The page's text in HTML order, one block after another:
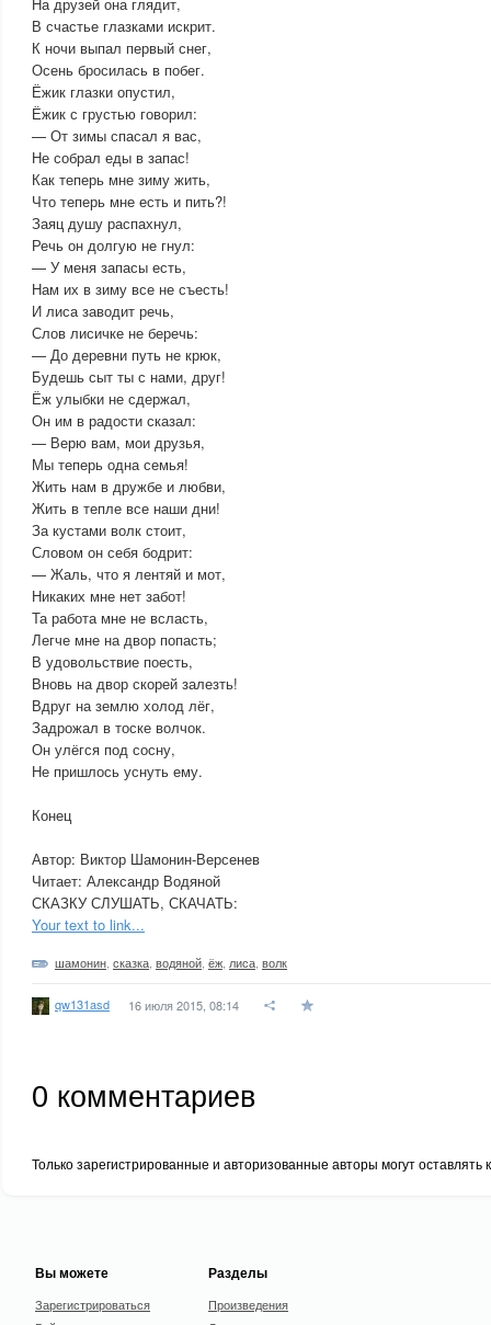
В счастье глазками искрит.
К ночи выпал первый снег,
Осень бросилась в побег.
Ёжик глазки опустил,
Ёжик с грустью говорил:
— От зимы спасал я вас,
Не собрал еды в запас!
Как теперь мне зиму жить,
Что теперь мне есть и пить?!
Заяц душу распахнул,
Речь он долгую не гнул:
— У меня запасы есть,
Нам их в зиму все не съесть!
И лиса заводит речь,
Слов лисичке не беречь:
— До деревни путь не крюк,
Будешь сыт ты с нами, друг!
Ёж улыбки не сдержал,
Он им в радости сказал:
— Верю вам, мои друзья,
Мы теперь одна семья!
Жить нам в дружбе и любви,
Жить в тепле все наши дни!
За кустами волк стоит,
Словом он себя бодрит:
— Жаль, что я лентяй и мот,
Никаких мне нет забот!
Та работа мне не всласть,
Легче мне на двор попасть;
В удовольствие поесть,
Вновь на двор скорей залезть!
Вдруг на землю холод лёг,
Задрожал в тоске волчок.
Он улёгся под сосну,
Не пришлось уснуть ему.
Конец
Автор: Виктор Шамонин-Версенев
Читает: Александр Водяной
СКАЗКУ СЛУШАТЬ, СКАЧАТЬ:
Your text to link...
шамонин сказка водяной ёж лиса волк
qw131asd 16 июля 2015, 08:14
0 комментариев
Только зарегистрированные и авторизованные авторы могут оставлять
Вы можете
Зарегистрироваться
Разделы
Произведения